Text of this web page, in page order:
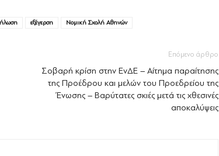
εξέγερση Νομική Σχολή Αθηνών
Επόμενο άρθρο
Σοβαρή κρίση στην ΕνΔΕ – Αίτημα παραίτησης
της Προέδρου και μελών του Προεδρείου της
Ένωσης – Βαρύτατες σκιές μετά τις χθεσινές
αποκαλύψεις